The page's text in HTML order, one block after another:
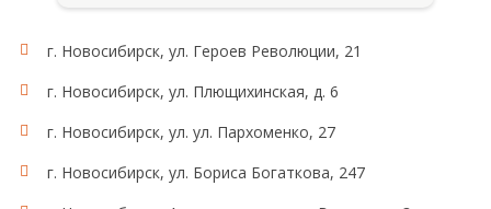
г. Новосибирск, ул. Героев Революции, 21
г. Новосибирск, ул. Плющихинская, д. 6
г. Новосибирск, ул. ул. Пархоменко, 27
г. Новосибирск, ул. Бориса Богаткова, 247